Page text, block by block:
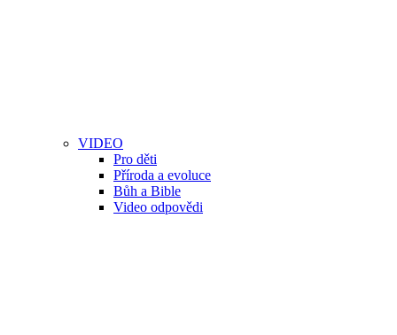
VIDEO
Pro děti
Příroda a evoluce
Bůh a Bible
Video odpovědi